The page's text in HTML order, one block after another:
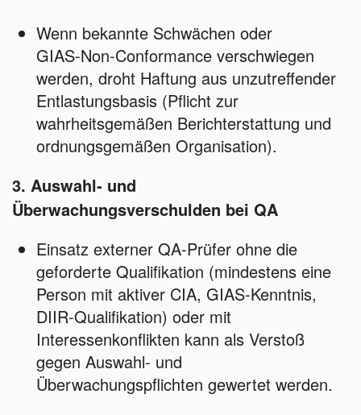
Wenn bekannte Schwächen oder
GIAS‑Non‑Conformance verschwiegen
werden, droht Haftung aus unzutreffender
Entlastungsbasis (Pflicht zur
wahrheitsgemäßen Berichterstattung und
ordnungsgemäßen Organisation).
3. Auswahl‑ und
Überwachungsverschulden bei QA
Einsatz externer QA‑Prüfer ohne die
geforderte Qualifikation (mindestens eine
Person mit aktiver CIA, GIAS‑Kenntnis,
DIIR‑Qualifikation) oder mit
Interessenkonflikten kann als Verstoß
gegen Auswahl‑ und
Überwachungspflichten gewertet werden.